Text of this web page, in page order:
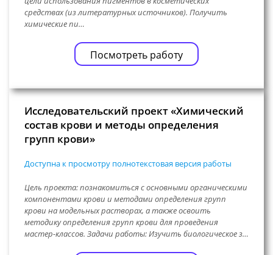
средствах (из литературных источников). Получить
химические пи…
Посмотреть работу
Исследовательский проект «Химический
состав крови и методы определения
групп крови»
Доступна к просмотру полнотекстовая версия работы
Цель проекта: познакомиться с основными органическими
компонентами крови и методами определения групп
крови на модельных растворах, а также освоить
методику определения групп крови для проведения
мастер-классов. Задачи работы: Изучить биологическое з…